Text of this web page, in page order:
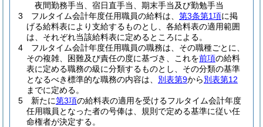
夜間勤務手当、宿日直手当、期末手当及び勤勉手当
3
フルタイム会計年度任用職員の給料は、 第3条第1項に掲
げる給料表により支給するものとし、各給料表の適用範囲
は、それぞれ当該給料表に定めるところによる。
4
フルタイム会計年度任用職員の職務は、その職種ごとに、
その複雑、困難及び責任の度に基づき、これを前項の給料
表に定める職務の級に分類するものとし、その分類の基準
となるべき標準的な職務の内容は、 別表第9から別表第12
までに定める。
5
新たに第3項の給料表の適用を受けるフルタイム会計年度
任用職員となった者の号俸は、規則で定める基準に従い任
命権者が決定する。